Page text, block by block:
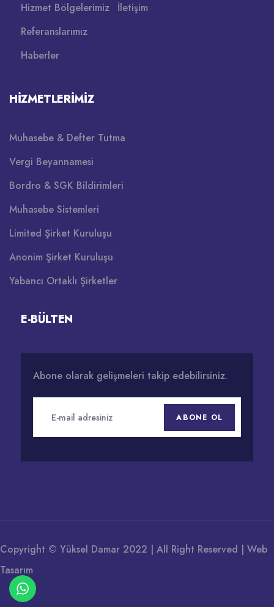
Hizmet Bölgelerimiz
Referanslarımız
Haberler
İletişim
HIZMETLERIMIZ
Muhasebe & Defter Tutma
Vergi Beyannamesi
Bordro & SGK Bildirimleri
Muhasebe Sistemleri
Limited Şirket Kuruluşu
Anonim Şirket Kuruluşu
Yabancı Ortaklı Şirketler
E-BÜLTEN
Abone olarak gelişmeleri takip edebilirsiniz.
ABONE OL
Copyright © Yüksel Damar 2022 | All Right Reserved | Web
Tasarım